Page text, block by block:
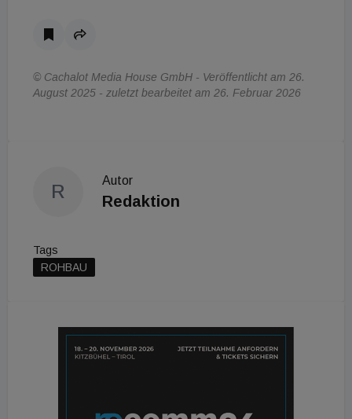
© Cachalot Media House GmbH - Veröffentlicht am 26.
August 2025 - zuletzt bearbeitet am 26. Februar 2026
R
Autor
Redaktion
Tags
ROHBAU